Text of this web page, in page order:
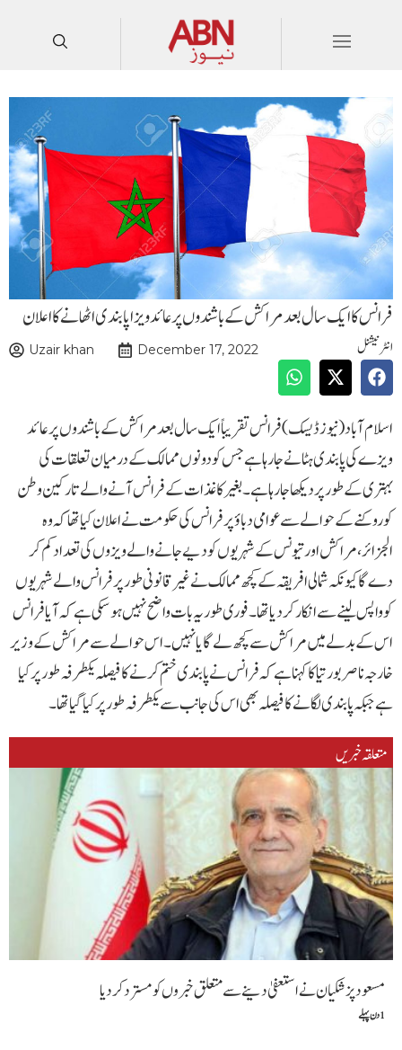
فرانس کا ایک سال بعد مراکش کے باشندوں پر عائد ویزاپابندی اٹھانے کا اعلان
انٹرنیشنل Uzair khan December 17, 2022
اسلام آباد( نیوز ڈیسک )فرانس تقریباً ایک سال بعد مراکش کے باشندوں پر عائد
ویزے کی پابندی ہٹانے جا رہا ہے جس کو دونوں ممالک کے درمیان تعلقات کی
بہتری کے طور پر دیکھا جا رہا ہے۔بغیر کاغذات کے فرانس آنے والے تارکین وطن
کو روکنے کے حوالے سے عوامی دباؤ پر فرانس کی حکومت نے اعلان کیا تھا کہ وہ
الجزائر، مراکش اور تیونس کے شہریوں کو دیے جانے والے ویزوں کی تعداد کم کر
دے گا کیونکہ شمالی افریقہ کے کچھ ممالک نے غیرقانونی طور پر فرانس والے شہریوں
کو واپس لینے سے انکار کر دیا تھا۔فوری طور یہ بات واضح نہیں ہو سکی ہے کہ آیا فرانس
اس کے بدلے میں مراکش سے کچھ لے گا یا نہیں۔اس حوالے سے مراکش کے وزیر
خارجہ ناصر بورتیا کا کہنا ہے کہ فرانس نے پابندی ختم کرنے کا فیصلہ یکطرفہ طور پر کیا
ہے جبکہ پابندی لگانے کا فیصلہ بھی اس کی جانب سے یکطرفہ طور پر کیا گیا تھا۔
متعلقہ خبریں
مسعود پزشکیان نے استعفیٰ دینے سے متعلق خبروں کو مسترد کردیا
1 دن پہلے